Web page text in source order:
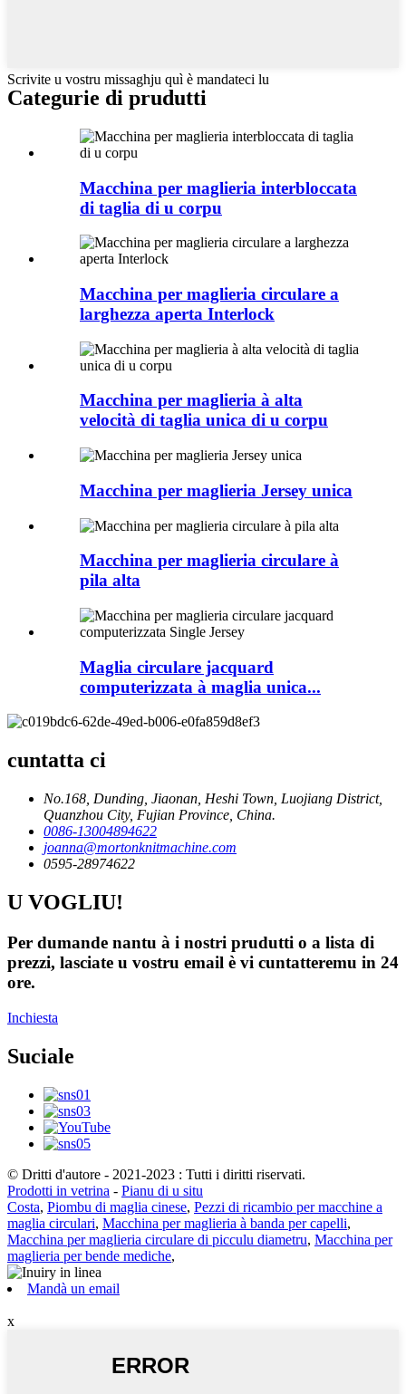
Scrivite u vostru missaghju quì è mandateci lu
Categurie di prudutti
Macchina per maglieria interbloccata
di taglia di u corpu
Macchina per maglieria circulare a
larghezza aperta Interlock
Macchina per maglieria à alta
velocità di taglia unica di u corpu
Macchina per maglieria Jersey unica
Macchina per maglieria circulare à
pila alta
Maglia circulare jacquard
computerizzata à maglia unica...
cuntatta ci
No.168, Dunding, Jiaonan, Heshi Town, Luojiang District,
Quanzhou City, Fujian Province, China.
0086-13004894622
joanna@mortonknitmachine.com
0595-28974622
U VOGLIU!
Per dumande nantu à i nostri prudutti o a lista di
prezzi, lasciate u vostru email è vi cuntatteremu in 24
ore.
Inchiesta
Suciale
© Dritti d'autore - 2021-2023 : Tutti i diritti riservati.
Prodotti in vetrina - Pianu di u situ
Costa, Piombu di maglia cinese, Pezzi di ricambio per macchine a
maglia circulari, Macchina per maglieria à banda per capelli,
Macchina per maglieria circulare di picculu diametru, Macchina per
maglieria per bende mediche,
Mandà un email
x